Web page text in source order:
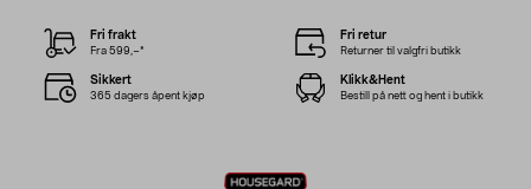
Fri frakt
Fra 599,–*
Fri retur
Returner til valgfri butikk
Sikkert
365 dagers åpent kjøp
Klikk&Hent
Bestill på nett og hent i butikk